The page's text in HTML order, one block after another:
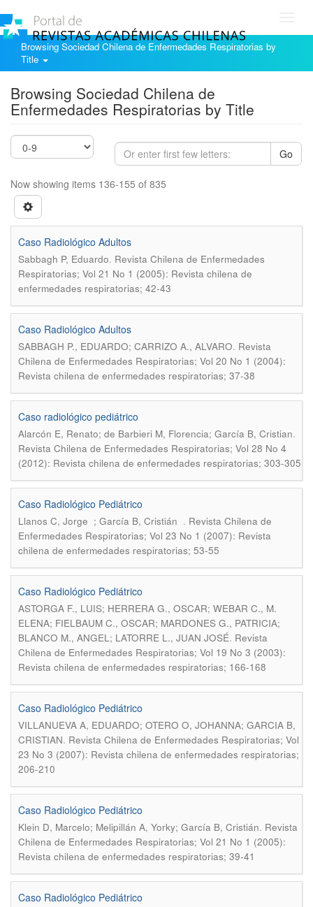
Browsing Sociedad Chilena de Enfermedades Respiratorias by
Title
Browsing Sociedad Chilena de
Enfermedades Respiratorias by Title
Go
Now showing items 136-155 of 835
Caso Radiológico Adultos
Sabbagh P, Eduardo. Revista Chilena de Enfermedades
Respiratorias; Vol 21 No 1 (2005): Revista chilena de
enfermedades respiratorias; 42-43
Caso Radiológico Adultos
SABBAGH P., EDUARDO; CARRIZO A., ALVARO. Revista
Chilena de Enfermedades Respiratorias; Vol 20 No 1 (2004):
Revista chilena de enfermedades respiratorias; 37-38
Caso radiológico pediátrico
Alarcón E, Renato; de Barbieri M, Florencia; García B, Cristian.
Revista Chilena de Enfermedades Respiratorias; Vol 28 No 4
(2012): Revista chilena de enfermedades respiratorias; 303-305
Caso Radiológico Pediátrico
Llanos C, Jorge ; García B, Cristián . Revista Chilena de
Enfermedades Respiratorias; Vol 23 No 1 (2007): Revista
chilena de enfermedades respiratorias; 53-55
Caso Radiológico Pediátrico
ASTORGA F., LUIS; HERRERA G., OSCAR; WEBAR C., M.
ELENA; FIELBAUM C., OSCAR; MARDONES G., PATRICIA;
BLANCO M., ANGEL; LATORRE L., JUAN JOSÉ. Revista
Chilena de Enfermedades Respiratorias; Vol 19 No 3 (2003):
Revista chilena de enfermedades respiratorias; 166-168
Caso Radiológico Pediátrico
VILLANUEVA A, EDUARDO; OTERO O, JOHANNA; GARCIA B,
CRISTIAN. Revista Chilena de Enfermedades Respiratorias; Vol
23 No 3 (2007): Revista chilena de enfermedades respiratorias;
206-210
Caso Radiológico Pediátrico
Klein D, Marcelo; Melipillán A, Yorky; García B, Cristián. Revista
Chilena de Enfermedades Respiratorias; Vol 21 No 1 (2005):
Revista chilena de enfermedades respiratorias; 39-41
Caso Radiológico Pediátrico